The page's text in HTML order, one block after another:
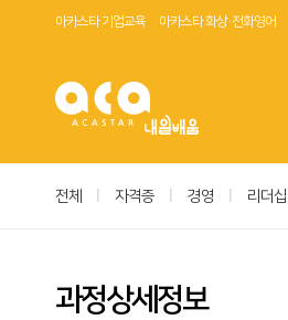
아카스타 기업교육 아카스타 화상·전화영어
전체 자격증 경영 리더십
과정상세정보